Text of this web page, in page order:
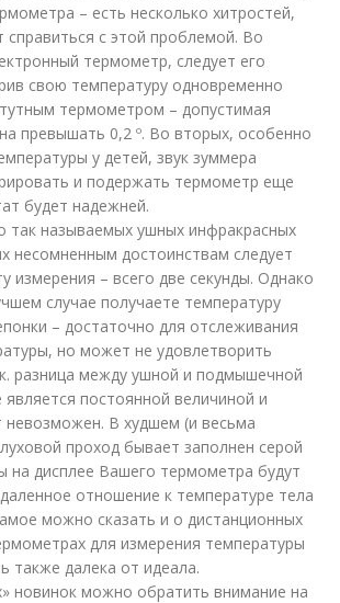
– есть несколько хитростей,
справиться с этой проблемой. Во
термометр, следует его
свою температуру одновременно
термометром – допустимая
превышать 0,2 º. Во вторых, особенно
у детей, звук зуммера
и подержать термометр еще
будет надежней.
так называемых ушных инфракрасных
несомненным достоинствам следует
измерения – всего две секунды. Однако
случае получаете температуру
– достаточно для отслеживания
но может не удовлетворить
разница между ушной и подмышечной
постоянной величиной и
невозможен. В худшем (и весьма
проход бывает заполнен серой
на дисплее Вашего термометра будут
отношение к температуре тела
можно сказать и о дистанционных
для измерения температуры
также далека от идеала.
новинок можно обратить внимание на